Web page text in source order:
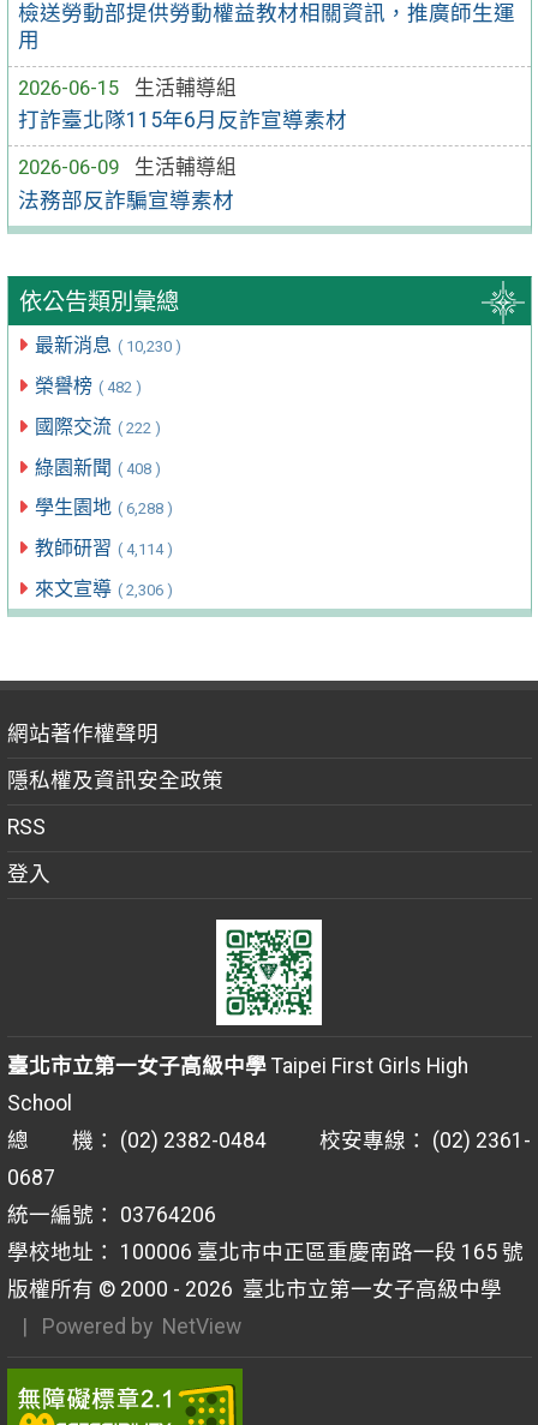
檢送勞動部提供勞動權益教材相關資訊，推廣師生運
用
2026-06-15
生活輔導組
打詐臺北隊115年6月反詐宣導素材
2026-06-09
生活輔導組
法務部反詐騙宣導素材
依公告類別彙總
最新消息 ( 10,230 )
榮譽榜 ( 482 )
國際交流 ( 222 )
綠園新聞 ( 408 )
學生園地 ( 6,288 )
教師研習 ( 4,114 )
來文宣導 ( 2,306 )
網站著作權聲明
隱私權及資訊安全政策
RSS
登入
臺北市立第一女子高級中學Taipei First Girls High
School
總 機： (02) 2382-0484 校安專線： (02) 2361-
0687
統一編號： 03764206
學校地址： 100006 臺北市中正區重慶南路一段 165 號
版權所有 © 2000 - 2026 臺北市立第一女子高級中學
| Powered by NetView